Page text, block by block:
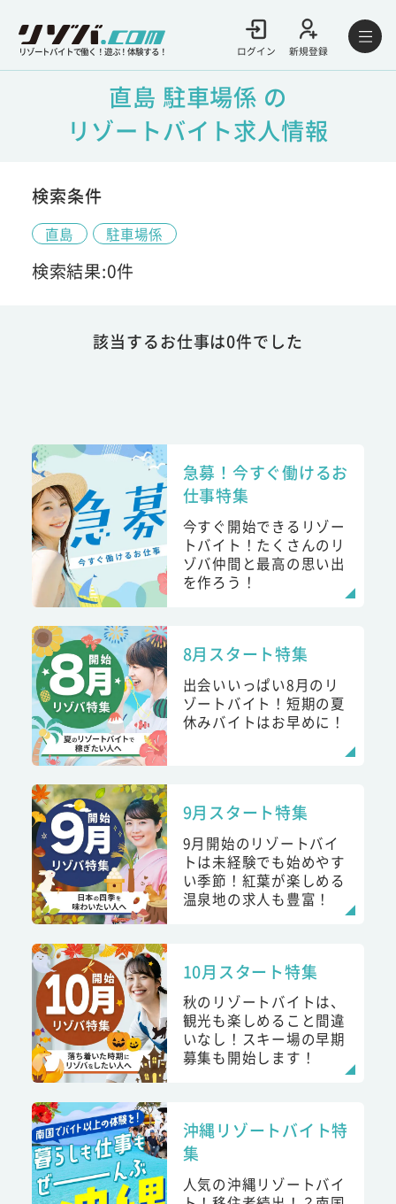
リゾートバイトで働く！遊ぶ！体験する！ ログイン 新規登録
直島 駐車場係 の
リゾートバイト求人情報
検索条件
直島 駐車場係
検索結果:0件
該当するお仕事は0件でした
急募！今すぐ働けるお
仕事特集
今すぐ開始できるリゾー
トバイト！たくさんのリ
ゾバ仲間と最高の思い出
を作ろう！
8月スタート特集
出会いいっぱい8月のリ
ゾートバイト！短期の夏
休みバイトはお早めに！
9月スタート特集
9月開始のリゾートバイ
トは未経験でも始めやす
い季節！紅葉が楽しめる
温泉地の求人も豊富！
10月スタート特集
秋のリゾートバイトは、
観光も楽しめること間違
いなし！スキー場の早期
募集も開始します！
沖縄リゾートバイト特
集
人気の沖縄リゾートバイ